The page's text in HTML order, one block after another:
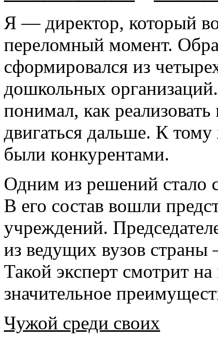
Я — директор, который
переломный момент.
сформировался из
дошкольных
понимал, как
двигаться дальше. К
были конкурентами.
Одним из решений стало
В его состав вошли
учреждений.
из ведущих вузов
Такой эксперт смотрит
значительное
Чужой среди своих